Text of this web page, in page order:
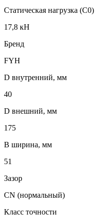
Статическая нагрузка (C0)
17,8 кН
Бренд
FYH
D внутренний, мм
40
D внешний, мм
175
B ширина, мм
51
Зазор
CN (нормальный)
Класс точности